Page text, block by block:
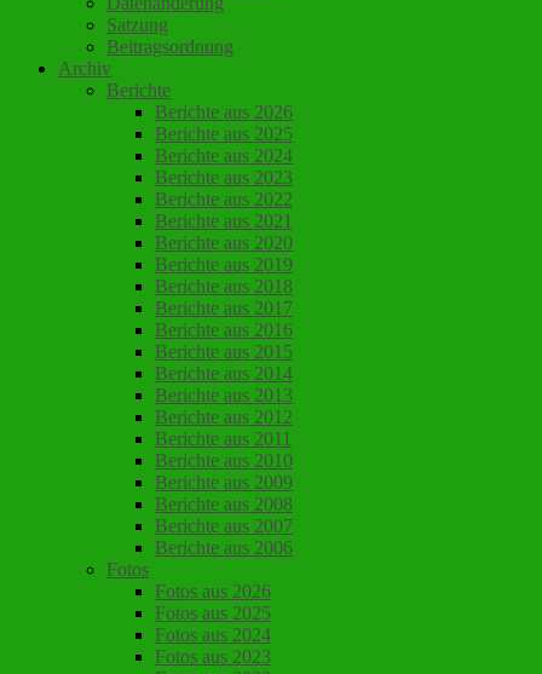
Satzung
Beitragsordnung
Archiv
Berichte
Berichte aus 2026
Berichte aus 2025
Berichte aus 2024
Berichte aus 2023
Berichte aus 2022
Berichte aus 2021
Berichte aus 2020
Berichte aus 2019
Berichte aus 2018
Berichte aus 2017
Berichte aus 2016
Berichte aus 2015
Berichte aus 2014
Berichte aus 2013
Berichte aus 2012
Berichte aus 2011
Berichte aus 2010
Berichte aus 2009
Berichte aus 2008
Berichte aus 2007
Berichte aus 2006
Fotos
Fotos aus 2026
Fotos aus 2025
Fotos aus 2024
Fotos aus 2023